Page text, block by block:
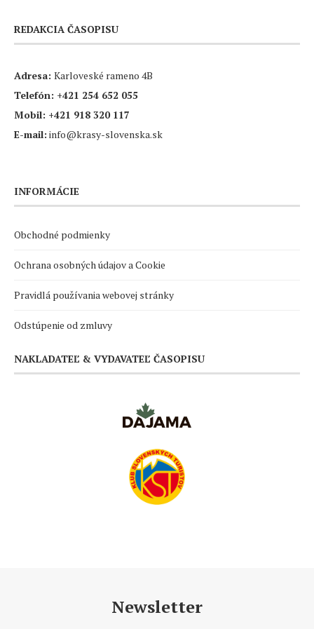
REDAKCIA ČASOPISU
Adresa: Karloveské rameno 4B
Telefón: +421 254 652 055
Mobil: +421 918 320 117
E-mail: info@krasy-slovenska.sk
INFORMÁCIE
Obchodné podmienky
Ochrana osobných údajov a Cookie
Pravidlá používania webovej stránky
Odstúpenie od zmluvy
NAKLADATEĽ & VYDAVATEĽ ČASOPISU
Newsletter